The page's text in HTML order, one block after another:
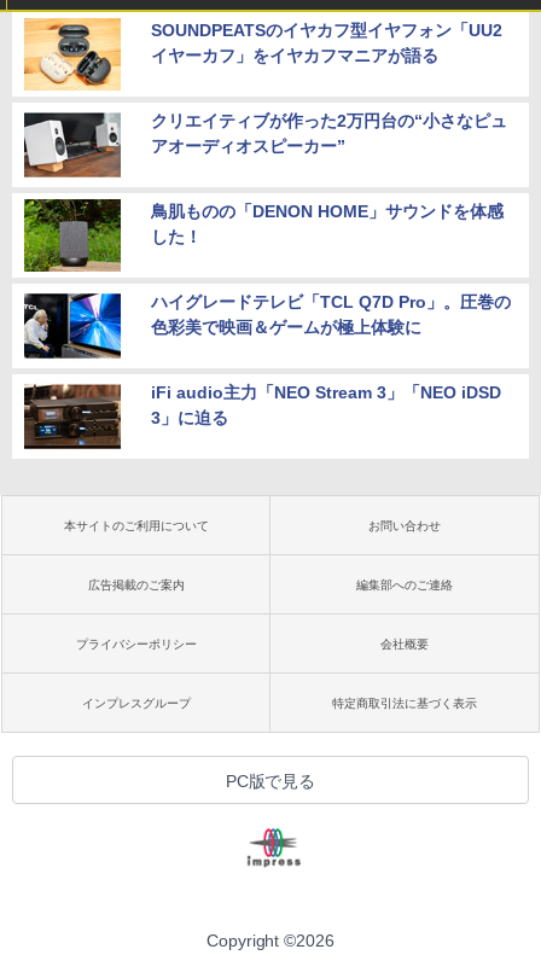
SOUNDPEATSのイヤカフ型イヤフォン「UU2
イヤーカフ」をイヤカフマニアが語る
クリエイティブが作った2万円台の“小さなピュ
アオーディオスピーカー”
鳥肌ものの「DENON HOME」サウンドを体感
した！
ハイグレードテレビ「TCL Q7D Pro」。圧巻の
色彩美で映画＆ゲームが極上体験に
iFi audio主力「NEO Stream 3」「NEO iDSD
3」に迫る
本サイトのご利用について お問い合わせ
広告掲載のご案内 編集部へのご連絡
プライバシーポリシー 会社概要
インプレスグループ 特定商取引法に基づく表示
PC版で見る
Copyright ©2026